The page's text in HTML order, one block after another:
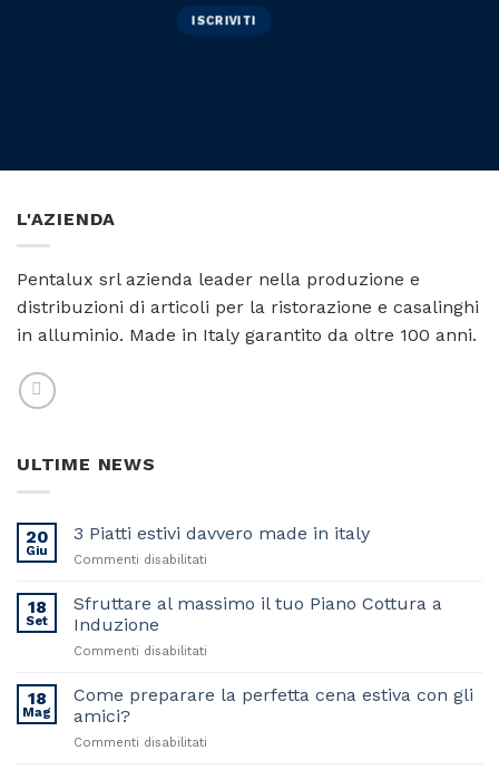
L'AZIENDA
Pentalux srl azienda leader nella produzione e
distribuzioni di articoli per la ristorazione e casalinghi
in alluminio. Made in Italy garantito da oltre 100 anni.
ULTIME NEWS
20
Giu
3 Piatti estivi davvero made in italy
Commenti disabilitati
Piatti
italy
18
Set
Sfruttare al massimo il tuo Piano Cottura a
Induzione
Commenti disabilitati
massimo
18
Mag
Come preparare la perfetta cena estiva con gli
amici?
Commenti disabilitati